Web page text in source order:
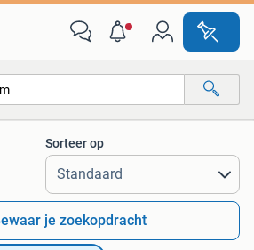
Alle afstanden…
Sorteer op
je zoekopdracht